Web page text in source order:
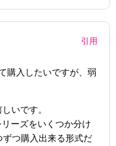
引用
購入したいですが、弱
いです。
ーズをいくつか分け
つ購入出来る形式だ